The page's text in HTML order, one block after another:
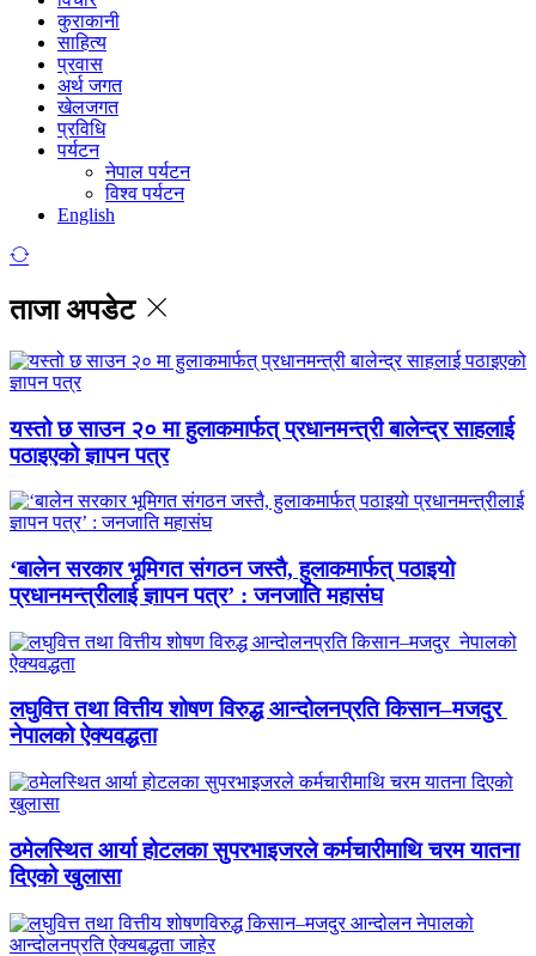
कुराकानी
साहित्य
प्रवास
अर्थ जगत
खेलजगत
प्रविधि
पर्यटन
नेपाल पर्यटन
विश्व पर्यटन
English
ताजा अपडेट
यस्तो छ साउन २० मा हुलाकमार्फत् प्रधानमन्त्री बालेन्द्र साहलाई
पठाइएको ज्ञापन पत्र
‘बालेन सरकार भूमिगत संगठन जस्तै, हुलाकमार्फत् पठाइयो
प्रधानमन्त्रीलाई ज्ञापन पत्र’ : जनजाति महासंघ
लघुवित्त तथा वित्तीय शोषण विरुद्ध आन्दोलनप्रति किसान–मजदुर
नेपालको ऐक्यवद्धता
ठमेलस्थित आर्या होटलका सुपरभाइजरले कर्मचारीमाथि चरम यातना
दिएको खुलासा